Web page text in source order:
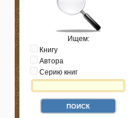
Ищем:
Книгу
Автора
Серию книг